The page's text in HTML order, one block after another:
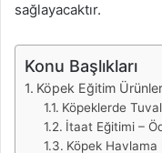
sağlayacaktır.
Konu Başlıkları
Köpek Eğitim
Köpeklerde
İtaat Eğitimi –
Köpek Havlama